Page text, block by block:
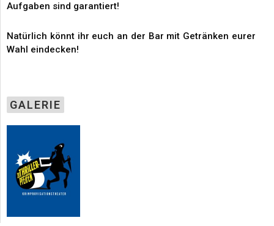
Aufgaben sind garantiert!
Natürlich könnt ihr euch an der Bar mit Getränken eurer
Wahl eindecken!
GALERIE